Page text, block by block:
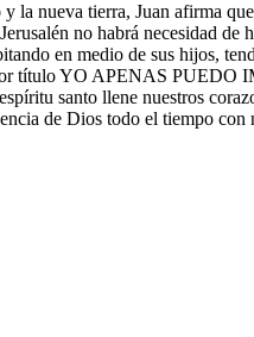
la nueva tierra, Juan afirma
no habrá necesidad
en medio de sus hijos,
título YO APENAS PUEDO
santo llene nuestros
de Dios todo el tiempo